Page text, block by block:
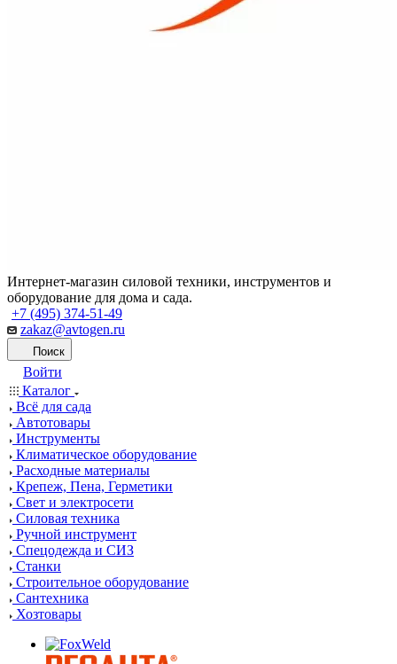
Интернет-магазин силовой техники, инструментов и
оборудование для дома и сада.
+7 (495) 374-51-49
zakaz@avtogen.ru
Поиск
Войти
Каталог
Всё для сада
Автотовары
Инструменты
Климатическое оборудование
Расходные материалы
Крепеж, Пена, Герметики
Свет и электросети
Силовая техника
Ручной инструмент
Спецодежда и СИЗ
Станки
Строительное оборудование
Сантехника
Хозтовары